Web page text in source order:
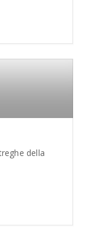
della